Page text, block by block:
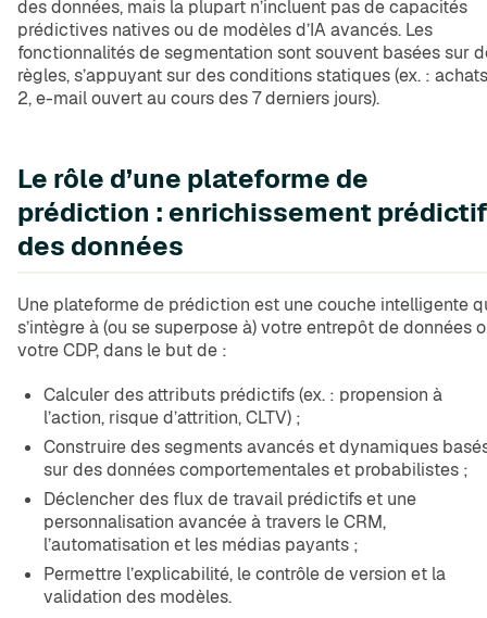
des données, mais la plupart n’incluent pas de capacités
prédictives natives ou de modèles d’IA avancés. Les
fonctionnalités de segmentation sont souvent basées sur
règles, s’appuyant sur des conditions statiques (ex. :
2, e-mail ouvert au cours des 7 derniers jours).
Le rôle d’une plateforme de
prédiction : enrichissement prédictif
des données
Une plateforme de prédiction est une couche intelligente
s’intègre à (ou se superpose à) votre entrepôt de données
votre CDP, dans le but de :
Calculer des attributs prédictifs (ex. : propension à
l’action, risque d’attrition, CLTV) ;
Construire des segments avancés et dynamiques
sur des données comportementales et probabilistes ;
Déclencher des flux de travail prédictifs et une
personnalisation avancée à travers le CRM,
l’automatisation et les médias payants ;
Permettre l’explicabilité, le contrôle de version et la
validation des modèles.